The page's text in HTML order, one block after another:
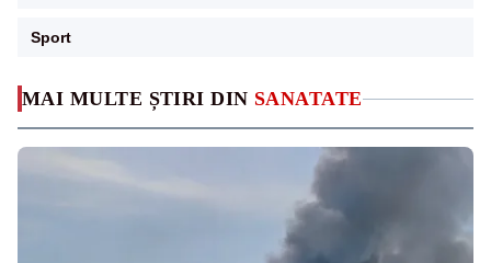
MAI MULTE ȘTIRI DIN SANATATE
Sport